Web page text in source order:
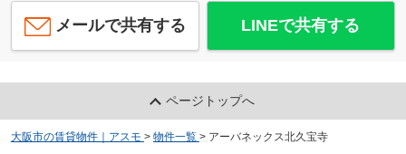
メールで共有する LINEで共有する
ページトップへ
大阪市の賃貸物件｜アスモ > 物件一覧 > アーバネックス北久宝寺